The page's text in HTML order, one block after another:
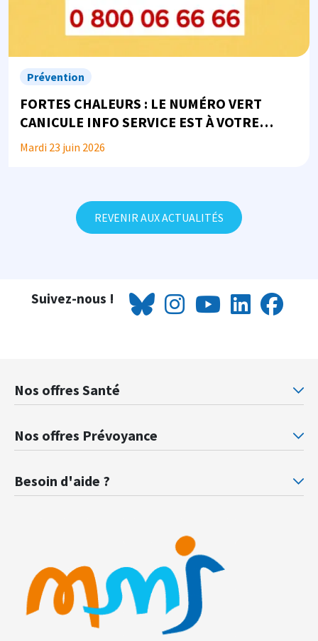
Prévention
FORTES CHALEURS : LE NUMÉRO VERT
CANICULE INFO SERVICE EST À VOTRE
DISPOSITION
Mardi 23 juin 2026
REVENIR AUX ACTUALITÉS
Suivez-nous !
Nos offres Santé
Mutuelle santé Retraités justice
Nos offres Prévoyance
Besoin d'aide ?